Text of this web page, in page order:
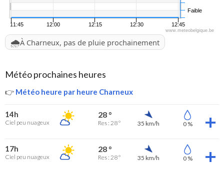
11:45 12:00 12:15 12:30 12:45
Faible
www.meteobelgique.be
🌧️À Charneux, pas de pluie prochainement
Météo prochaines heures
👉 Météo heure par heure Charneux
14h
Ciel peu nuageux
28 °
Res : 28 ° 35 km/h 0 %
17h
Ciel peu nuageux
28 °
Res : 28 ° 35 km/h 0 %